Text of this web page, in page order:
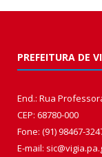
PREFEITURA DE
End.: Rua
CEP: 68780-000
Fone: (91) 98467-
E-mail: